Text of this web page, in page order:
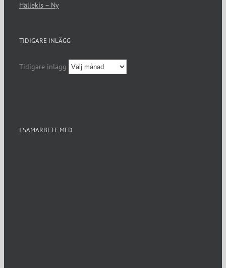
Hällekis – Ny
TIDIGARE INLÄGG
Tidigare inlägg
I SAMARBETE MED